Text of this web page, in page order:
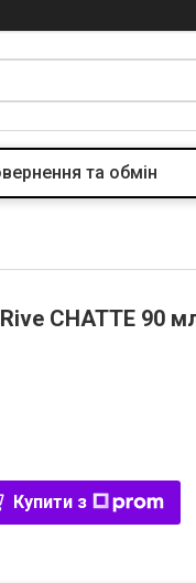
та обмін
CHATTE 90
Купити з